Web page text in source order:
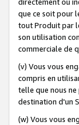
que ce soit pour
tout Produit par
son utilisation
commerciale de
(v) Vous vous
compris en
telle que nous
destination d'un
(w) Vous vous